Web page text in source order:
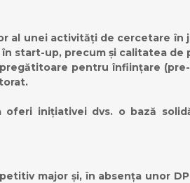
unei activități de cercetare în
start-up, precum și calitatea
pentru înființare
inițiativei dvs. o bază
major și, în absența unor